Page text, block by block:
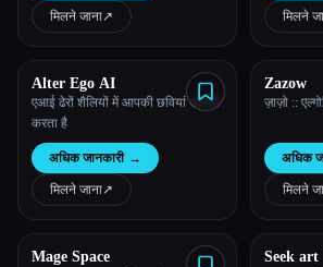
मिलने जाना↗︎ मिलने
Alter Ego AI
एआई ढेरों शैलियों में आपकी छवियां उत्पन्न
करता है
अधिक जानकारी →
मिलने जाना↗︎
Zazow
ज़ाज़ो ::
अधिक
मिलने
Mage Space Seek art